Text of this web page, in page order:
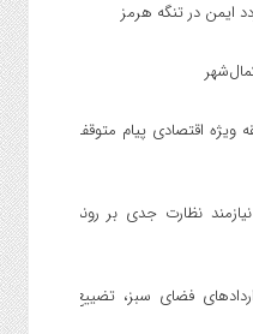
ایمن در تنگه هرمز
اقتصادی پیام متوقف
نظارت جدی بر روند
فضای سبز، تضییع